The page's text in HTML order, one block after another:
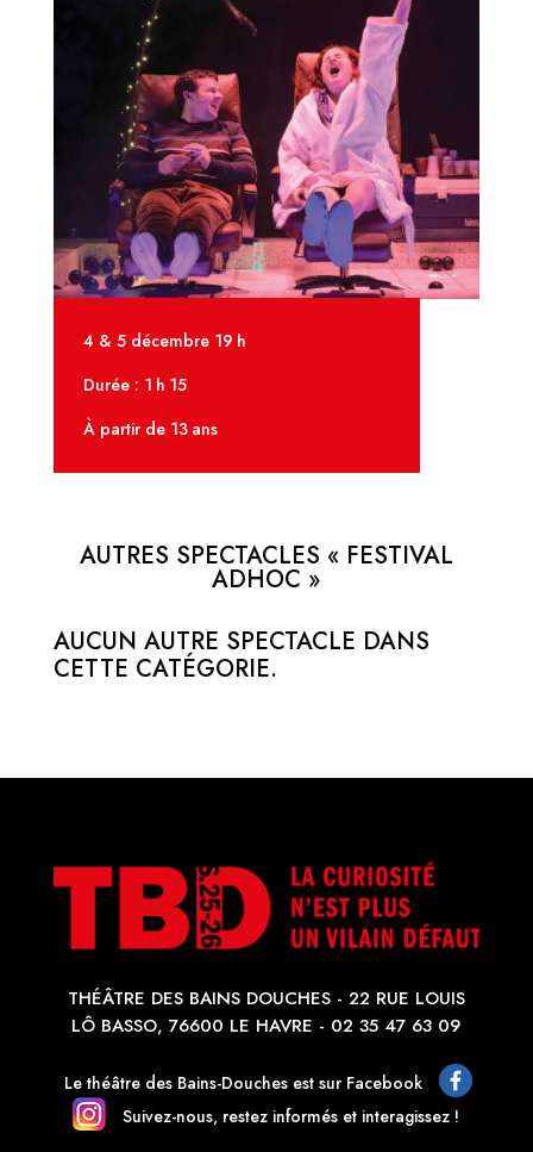
4 & 5 décembre 19 h
Durée : 1 h 15
À partir de 13 ans
AUTRES SPECTACLES « FESTIVAL
ADHOC »
AUCUN AUTRE SPECTACLE DANS
CETTE CATÉGORIE.
THÉÂTRE DES BAINS DOUCHES - 22 RUE LOUIS
LÔ BASSO, 76600 LE HAVRE - 02 35 47 63 09
Le théâtre des Bains-Douches est sur Facebook
Suivez-nous, restez informés et interagissez !